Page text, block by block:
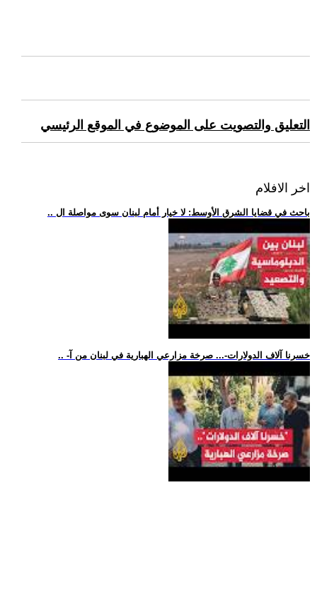
التعليق والتصويت على الموضوع في الموقع الرئيسي
اخر الافلام
.. باحث في قضايا الشرق الأوسط: لا خيار أمام لبنان سوى مواصلة ال
.. -خسرنا آلاف الدولارات-... صرخة مزارعي الهبارية في لبنان من آ